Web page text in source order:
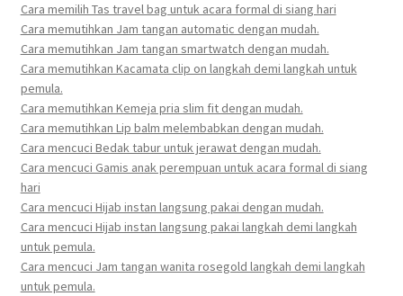
Cara memilih Tas travel bag untuk acara formal di siang hari
Cara memutihkan Jam tangan automatic dengan mudah.
Cara memutihkan Jam tangan smartwatch dengan mudah.
Cara memutihkan Kacamata clip on langkah demi langkah untuk
pemula.
Cara memutihkan Kemeja pria slim fit dengan mudah.
Cara memutihkan Lip balm melembabkan dengan mudah.
Cara mencuci Bedak tabur untuk jerawat dengan mudah.
Cara mencuci Gamis anak perempuan untuk acara formal di siang
hari
Cara mencuci Hijab instan langsung pakai dengan mudah.
Cara mencuci Hijab instan langsung pakai langkah demi langkah
untuk pemula.
Cara mencuci Jam tangan wanita rosegold langkah demi langkah
untuk pemula.